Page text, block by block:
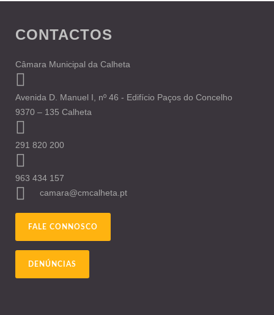
CONTACTOS
Câmara Municipal da Calheta
Avenida D. Manuel I, nº 46 - Edifício Paços do Concelho
9370 – 135 Calheta
291 820 200
963 434 157
camara@cmcalheta.pt
FALE CONNOSCO
DENÚNCIAS